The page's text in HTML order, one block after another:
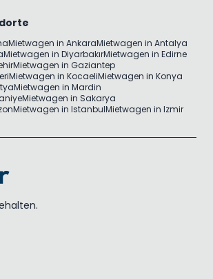
Mietwagen in AnkaraMietwagen in Antalya
Mietwagen in DiyarbakırMietwagen in Edirne
Mietwagen in Gaziantep
Mietwagen in KocaeliMietwagen in Konya
Mietwagen in Mardin
Mietwagen in Sakarya
Mietwagen in IstanbulMietwagen in Izmir